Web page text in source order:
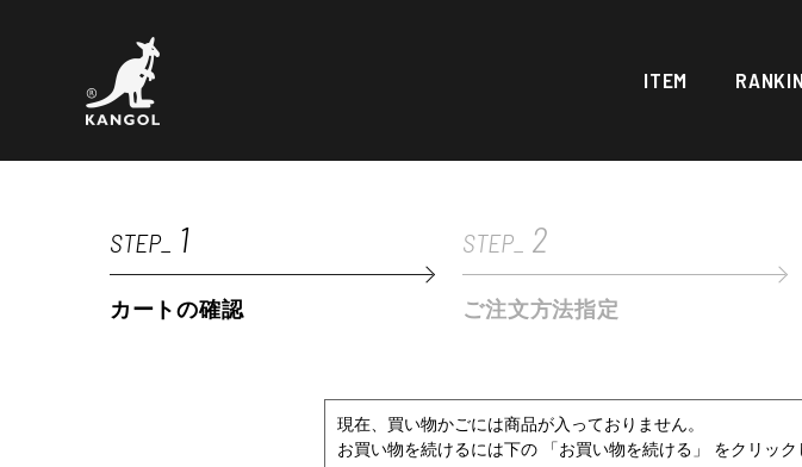
ITEM
STEP_ 1
カートの確認
STEP_ 2
ご注文方法指定
現在、買い物かごには商品が入っておりません。
お買い物を続けるには下の 「お買い物を続ける」 をクリック